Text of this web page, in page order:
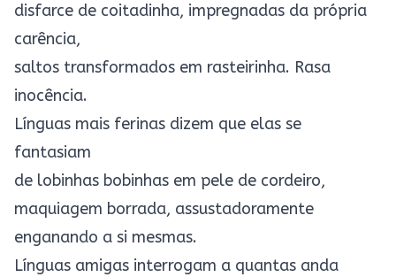
disfarce de coitadinha, impregnadas da própria
carência,
saltos transformados em rasteirinha. Rasa
inocência.
Línguas mais ferinas dizem que elas se
fantasiam
de lobinhas bobinhas em pele de cordeiro,
maquiagem borrada, assustadoramente
enganando a si mesmas.
Línguas amigas interrogam a quantas anda